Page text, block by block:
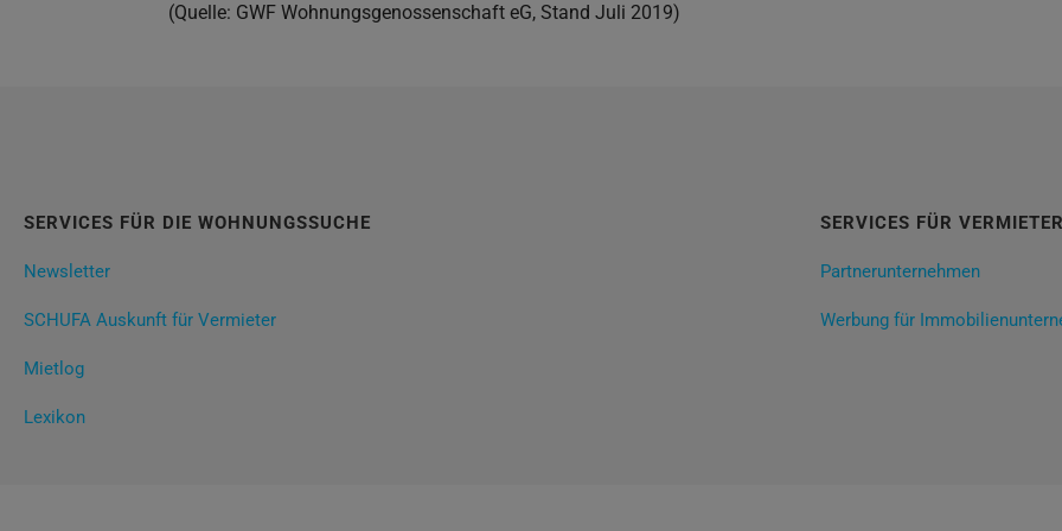
(Quelle: GWF Wohnungsgenossenschaft eG, Stand Juli 2019)
SERVICES FÜR DIE WOHNUNGSSUCHE
Newsletter
SCHUFA Auskunft für Vermieter
Mietlog
Lexikon
SERVICES FÜR VERMIETER
Partnerunternehmen
Werbung für